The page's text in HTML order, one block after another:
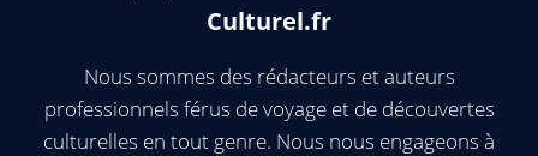
Culturel.fr
Nous sommes des rédacteurs et auteurs
professionnels férus de voyage et de découvertes
culturelles en tout genre. Nous nous engageons à